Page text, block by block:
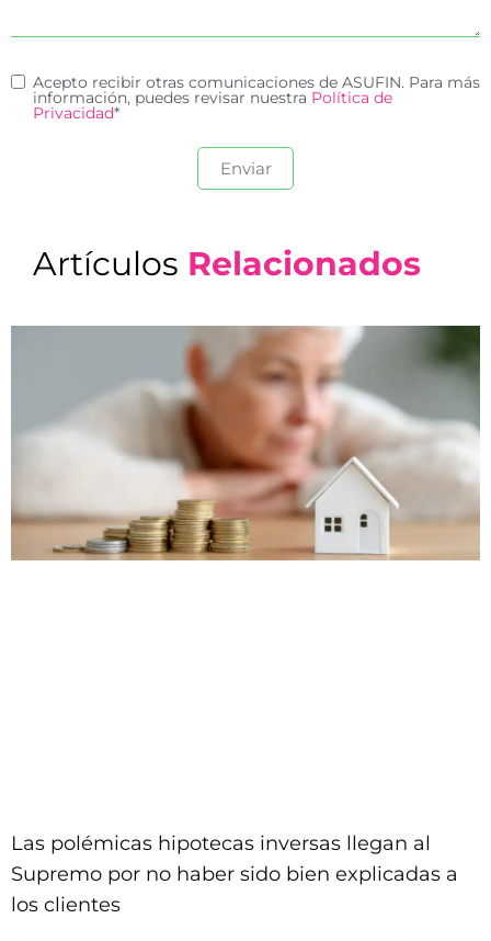
Acepto recibir otras comunicaciones de ASUFIN. Para más
información, puedes revisar nuestra Política de
Privacidad*
Artículos Relacionados
Las polémicas hipotecas inversas llegan al
Supremo por no haber sido bien explicadas a
los clientes